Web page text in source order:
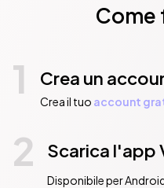
Come
1 Crea un
Crea il tuo account
2 Scarica l'app
Disponibile per